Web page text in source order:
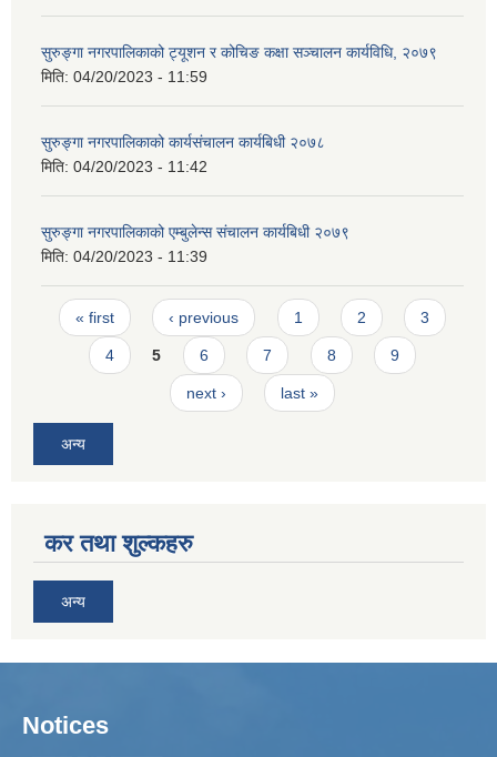
सुरुङ्गा नगरपालिकाको ट्यूशन र कोचिङ कक्षा सञ्चालन कार्यविधि, २०७९
मिति: 04/20/2023 - 11:59
सुरुङ्गा नगरपालिकाको कार्यसंचालन कार्यबिधी २०७८
मिति: 04/20/2023 - 11:42
सुरुङ्गा नगरपालिकाको एम्बुलेन्स संचालन कार्यबिधी २०७९
मिति: 04/20/2023 - 11:39
Pages
« first ‹ previous 1 2 3
4 5 6 7 8 9
next › last »
अन्य
कर तथा शुल्कहरु
अन्य
Notices